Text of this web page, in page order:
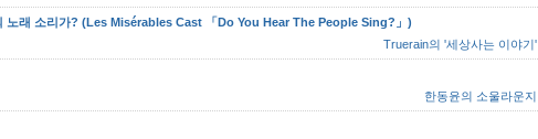
노래 소리가? (Les Misérables Cast 「Do You Hear The People Sing?」)
Truerain의 '세상사는 이야기'
한동윤의 소울라운지